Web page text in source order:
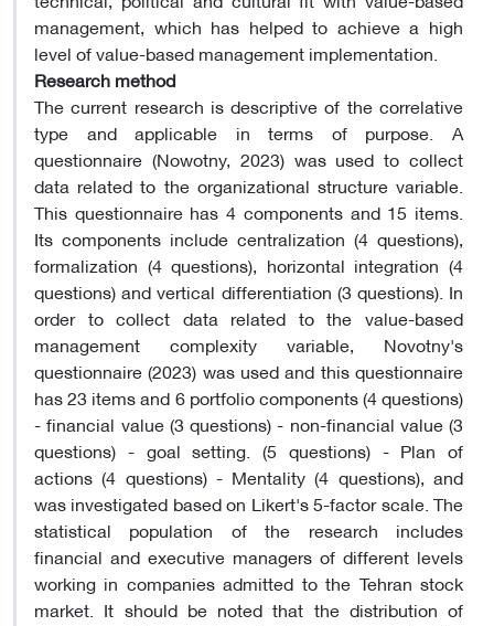
management, which has helped to achieve a high
level of value-based management implementation.
Research method
The current research is descriptive of the correlative
type and applicable in terms of purpose. A
questionnaire (Nowotny, 2023) was used to collect
data related to the organizational structure variable.
This questionnaire has 4 components and 15 items.
Its components include centralization (4 questions),
formalization (4 questions), horizontal integration (4
questions) and vertical differentiation (3 questions). In
order to collect data related to the value-based
management complexity variable, Novotny's
questionnaire (2023) was used and this questionnaire
has 23 items and 6 portfolio components (4 questions)
- financial value (3 questions) - non-financial value (3
questions) - goal setting. (5 questions) - Plan of
actions (4 questions) - Mentality (4 questions), and
was investigated based on Likert's 5-factor scale. The
statistical population of the research includes
financial and executive managers of different levels
working in companies admitted to the Tehran stock
market. It should be noted that the distribution of